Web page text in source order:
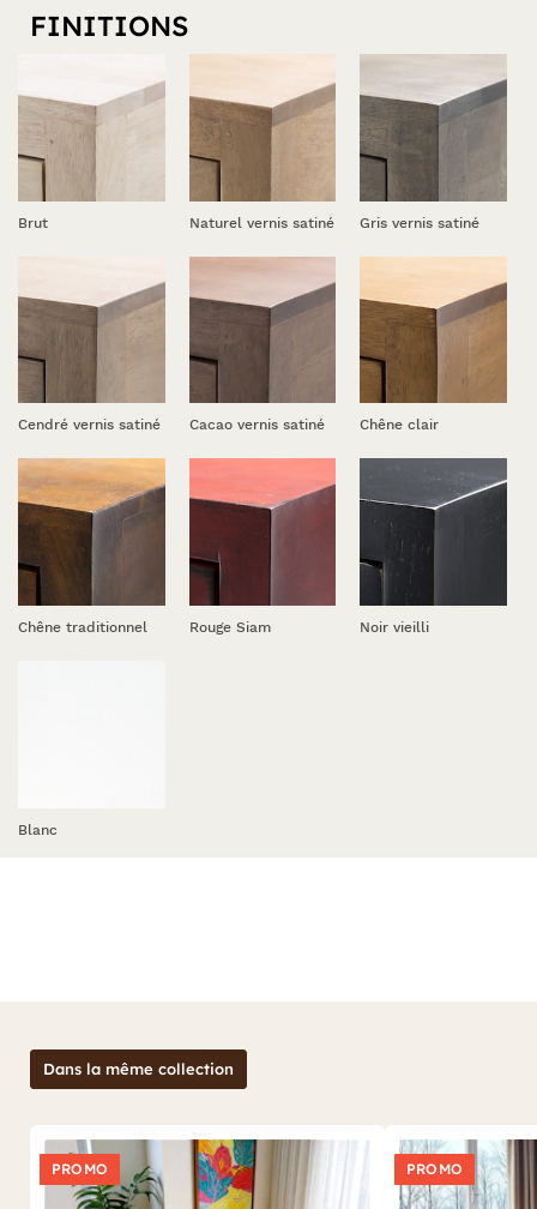
FINITIONS
Brut Naturel vernis satiné Gris vernis satiné
Cendré vernis satiné Cacao vernis satiné Chêne clair
Chêne traditionnel Rouge Siam Noir vieilli
Blanc
Dans la même collection
PROMO PROMO